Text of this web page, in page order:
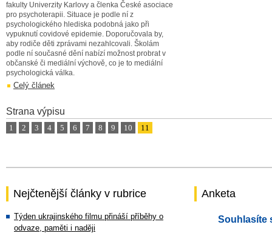
fakulty Univerzity Karlovy a členka České asociace
pro psychoterapii. Situace je podle ní z
psychologického hlediska podobná jako při
vypuknutí covidové epidemie. Doporučovala by,
aby rodiče děti zprávami nezahlcovali. Školám
podle ní současné dění nabízí možnost probrat v
občanské či mediální výchově, co je to mediální
psychologická válka.
Celý článek
Strana výpisu
1 2 3 4 5 6 7 8 9 10 11
Nejčtenější články v rubrice
Týden ukrajinského filmu přináší příběhy o
odvaze, paměti i naději
Anketa
Souhlasíte